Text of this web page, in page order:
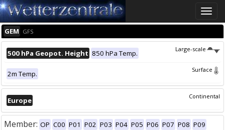
Toggle
GEM GFS
Large-scale
500 hPa Geopot. Height 850 hPa Temp.
Surface
2m Temp.
Continental
Europe
Member: OP C00 P01 P02 P03 P04 P05 P06 P07 P08 P09